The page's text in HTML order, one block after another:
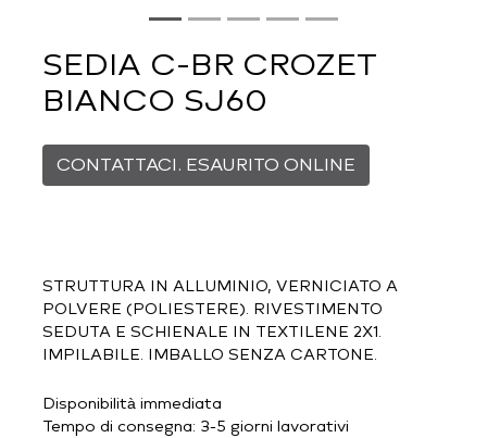
SEDIA C-BR CROZET
BIANCO SJ60
CONTATTACI. ESAURITO ONLINE
STRUTTURA IN ALLUMINIO, VERNICIATO A
POLVERE (POLIESTERE). RIVESTIMENTO
SEDUTA E SCHIENALE IN TEXTILENE 2X1.
IMPILABILE. IMBALLO SENZA CARTONE.
Disponibilità immediata
Tempo di consegna: 3-5 giorni lavorativi